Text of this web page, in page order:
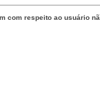
com respeito ao usuário